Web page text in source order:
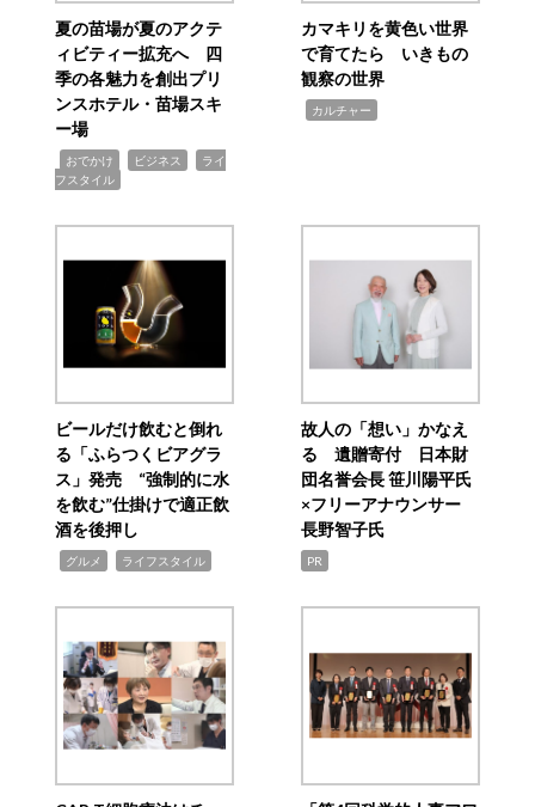
夏の苗場が夏のアクテ
ィビティー拡充へ 四
季の各魅力を創出プリ
ンスホテル・苗場スキ
ー場
おでかけ ビジネス
ライ
フスタイル
カマキリを黄色い世界
で育てたら いきもの
観察の世界
カルチャー
ビールだけ飲むと倒れ
る「ふらつくビアグラ
ス」発売 “強制的に水
を飲む”仕掛けで適正飲
酒を後押し
グルメ ライフスタイル
故人の「想い」かなえ
る 遺贈寄付 日本財
団名誉会長 笹川陽平氏
×フリーアナウンサー
長野智子氏
PR